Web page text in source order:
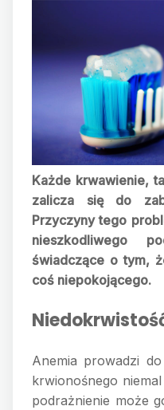
Każde krwawienie,
zalicza się do
Przyczyny tego
nieszkodliwego
świadczące o tym,
coś niepokojącego.
Anemia prowadzi
krwionośnego niemal
podrażnienie może